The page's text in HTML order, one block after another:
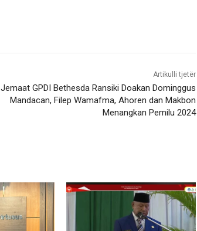
Artikulli tjetër
Jemaat GPDI Bethesda Ransiki Doakan Dominggus
Mandacan, Filep Wamafma, Ahoren dan Makbon
Menangkan Pemilu 2024